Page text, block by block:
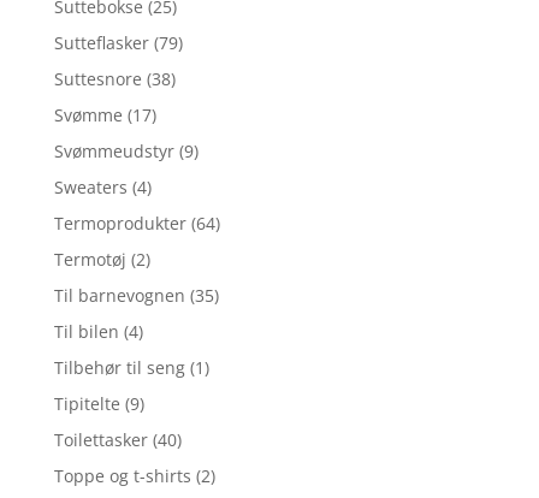
Suttebokse (25)
Sutteflasker (79)
Suttesnore (38)
Svømme (17)
Svømmeudstyr (9)
Sweaters (4)
Termoprodukter (64)
Termotøj (2)
Til barnevognen (35)
Til bilen (4)
Tilbehør til seng (1)
Tipitelte (9)
Toilettasker (40)
Toppe og t-shirts (2)